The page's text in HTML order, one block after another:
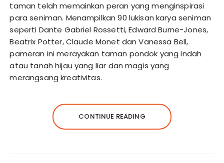
taman telah memainkan peran yang menginspirasi
para seniman. Menampilkan 90 lukisan karya seniman
seperti Dante Gabriel Rossetti, Edward Burne-Jones,
Beatrix Potter, Claude Monet dan Vanessa Bell,
pameran ini merayakan taman pondok yang indah
atau tanah hijau yang liar dan magis yang
merangsang kreativitas.
CONTINUE READING